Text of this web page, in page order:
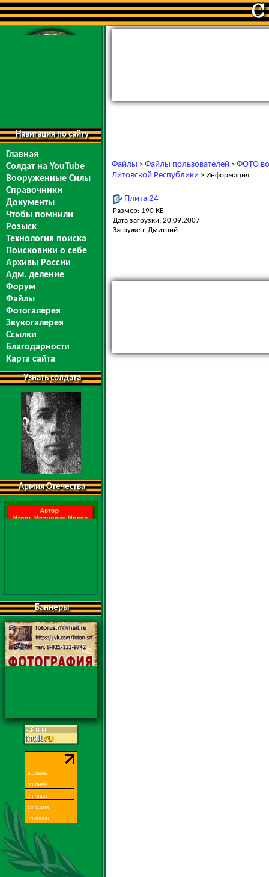
Навигация по сайту
Главная
Солдат на YouTube
Вооруженные Силы
Справочники
Документы
Чтобы помнили
Розыск
Технология поиска
Поисковики о себе
Архивы России
Адм. деление
Форум
Файлы
Фотогалерея
Звукогалерея
Ссылки
Благодарности
Карта сайта
Узнать солдата
Армия Отечества
Баннеры
Файлы > Файлы пользователей > ФОТО
Литовской Республики > Информация
Плита 24
Размер: 190 КБ
Дата загрузки: 20.09.2007
Загружен: Дмитрий